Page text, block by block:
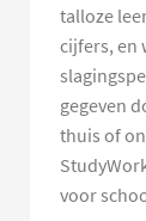
talloze
cijfers, en
gegeven
thuis of
voor